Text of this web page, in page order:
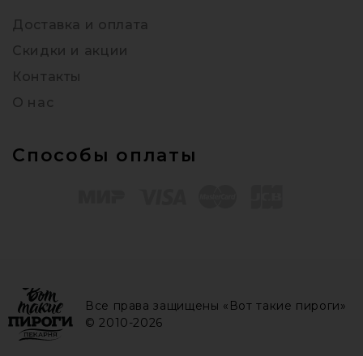
Доставка и оплата
Скидки и акции
Контакты
О нас
Способы оплаты
Все права защищены «Вот такие пироги»
© 2010-2026